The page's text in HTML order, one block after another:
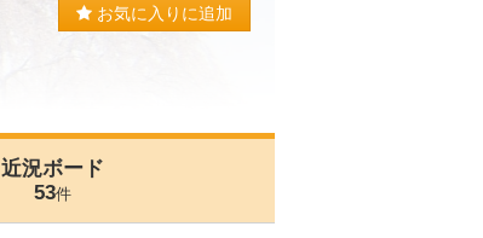
お気に入りに追加
近況ボード
53件